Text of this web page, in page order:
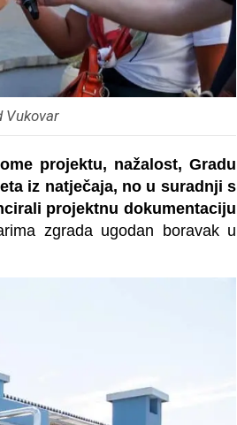
Vukovar
projektu, nažalost, Gradu
iz natječaja, no u suradnji s
projektnu dokumentaciju
zgrada ugodan boravak u